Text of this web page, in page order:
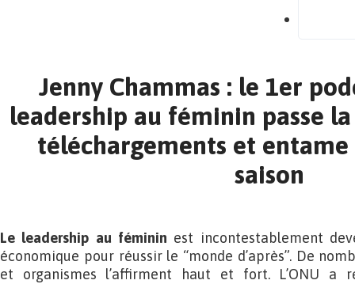
Jenny Chammas : le 1er
leadership au féminin passe
téléchargements et entame
saison
Le leadership au féminin est incontestablement
économique pour réussir le “monde d’après”. De
et organismes l’affirment haut et fort. L’ONU a